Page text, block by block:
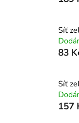
Síť
83
Síť
157